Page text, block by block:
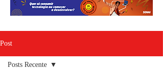
Post
Posts Recente